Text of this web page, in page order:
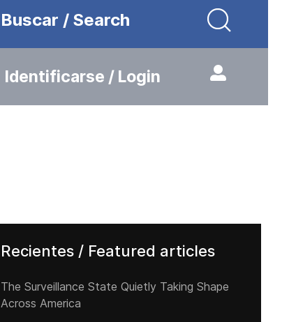
Buscar / Search
Identificarse / Login
Recientes / Featured articles
The Surveillance State Quietly Taking Shape
Across America